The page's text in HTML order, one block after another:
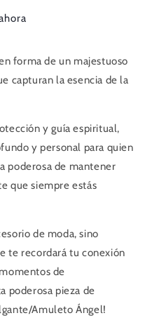
forma de un majestuoso
capturan la esencia de la
y guía espiritual,
y personal para quien
poderosa de mantener
que siempre estás
de moda, sino
te recordará tu conexión
de
poderosa pieza de
Amuleto Ángel!